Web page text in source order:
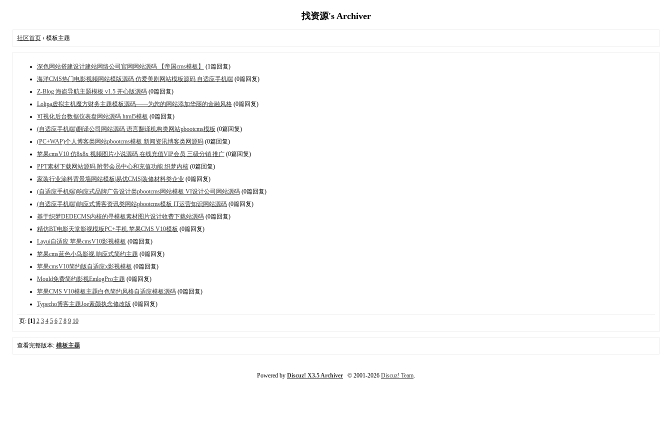
找资源's Archiver
社区首页› 模板主题
深色网站搭建设计建站网络公司官网网站源码 【帝国cms模板】
(1篇回复)
海洋CMS热门电影视频网站模版源码 仿爱美剧网站模板源码 自适应手机端(0篇回复)
Z-Blog 海盗导航主题模板 v1.5 开心版源码(0篇回复)
Lolipa虚拟主机魔方财务主题模板源码——为您的网站添加华丽的金融风格(0篇回复)
可视化后台数据仪表盘网站源码 html5模板 (0篇回复)
(自适应手机端)翻译公司网站源码 语言翻译机构类网站pbootcms模板 (0篇回复)
(PC+WAP)个人博客类网站pbootcms模板 新闻资讯博客类网源码(0篇回复)
苹果cmsV10 仿8x8x 视频图片小说源码 在线充值VIP会员 三级分销 推广(0篇回复)
PPT素材下载网站源码 附带会员中心和充值功能 织梦内核(0篇回复)
家装行业涂料背景墙网站模板|易优CMS|装修材料类企业 (0篇回复)
(自适应手机端)响应式品牌广告设计类pbootcms网站模板 VI设计公司网站源码(0篇回复)
(自适应手机端)响应式博客资讯类网站pbootcms模板 IT运营知识网站源码(0篇回复)
基于织梦DEDECMS内核的寻模板素材图片设计收费下载站源码(0篇回复)
精仿BT电影天堂影视模板PC+手机 苹果CMS V10模板 (0篇回复)
Layui自适应 苹果cmsV10影视模板 (0篇回复)
苹果cms蓝色小鸟影视 响应式简约主题 (0篇回复)
苹果cmsV10简约版自适应x影视模板 (0篇回复)
Mould免费简约影视EmlogPro主题 (0篇回复)
苹果CMS V10模板主题白色简约风格自适应模板源码(0篇回复)
Typecho博客主题Joe素颜执念修改版 (0篇回复)
页: [1] 2 3 4 5 6 7 8 9 10
查看完整版本: 模板主题
Powered by Discuz! X3.5 Archiver © 2001-2026 Discuz! Team.